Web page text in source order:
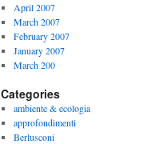
April 2007
March 2007
February 2007
January 2007
March 200
Categories
ambiente & ecologia
approfondimenti
Berlusconi